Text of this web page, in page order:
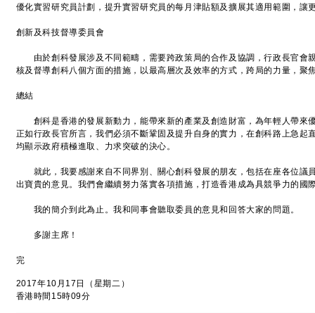
優化實習研究員計劃，提升實習研究員的每月津貼額及擴展其適用範圍，讓
創新及科技督導委員會
由於創科發展涉及不同範疇，需要跨政策局的合作及協調，行政長官會
核及督導創科八個方面的措施，以最高層次及效率的方式，跨局的力量，聚
總結
創科是香港的發展新動力，能帶來新的產業及創造財富，為年輕人帶來
正如行政長官所言，我們必須不斷鞏固及提升自身的實力，在創科路上急起
均顯示政府積極進取、力求突破的決心。
就此，我要感謝來自不同界別、關心創科發展的朋友，包括在座各位議
出寶貴的意見。我們會繼續努力落實各項措施，打造香港成為具競爭力的國
我的簡介到此為止。我和同事會聽取委員的意見和回答大家的問題。
多謝主席！
完
2017年10月17日（星期二）
香港時間15時09分